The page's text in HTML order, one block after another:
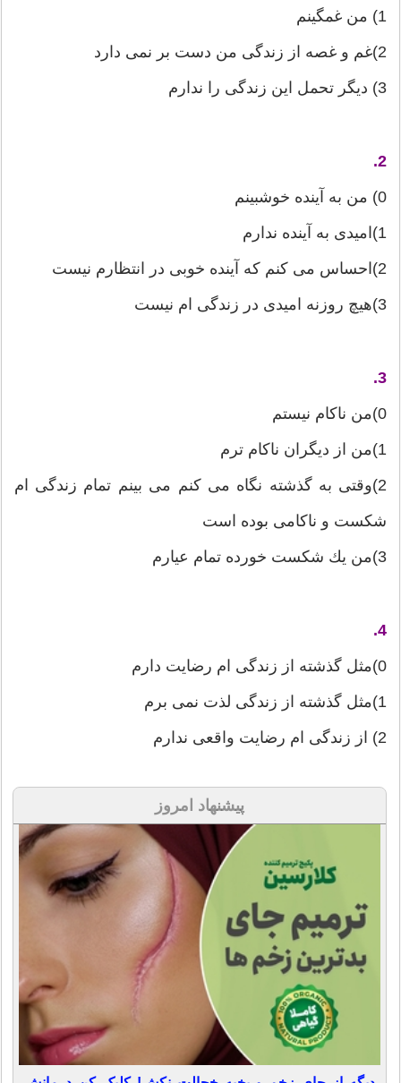
1) من غمگینم
2)غم و غصه از زندگی من دست بر نمی دارد
3) دیگر تحمل این زندگی را ندارم
2.
0) من به آینده خوشبینم
1)امیدی به آینده ندارم
2)احساس می كنم كه آینده خوبی در انتظارم نیست
3)هیچ روزنه امیدی در زندگی ام نیست
3.
0)من ناكام نیستم
1)من از دیگران ناكام ترم
2)وقتی به گذشته نگاه می كنم می بینم تمام زندگی ام
شكست و ناكامی بوده است
3)من یك شكست خورده تمام عیارم
4.
0)مثل گذشته از زندگی ام رضایت دارم
1)مثل گذشته از زندگی لذت نمی برم
2) از زندگی ام رضایت واقعی ندارم
پیشنهاد امروز